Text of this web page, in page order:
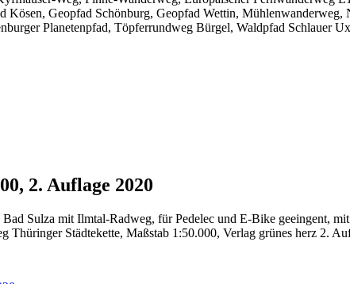
Kösen, Geopfad Schönburg, Geopfad Wettin,
Planetenpfad, Töpferrundweg Bürgel, Waldpfad Schlauer
2. Auflage 2020
Sulza mit Ilmtal-Radweg, für Pedelec und E-Bike geeingent,
Thüringer Städtekette, Maßstab 1:50.000, Verlag grünes herz 2.